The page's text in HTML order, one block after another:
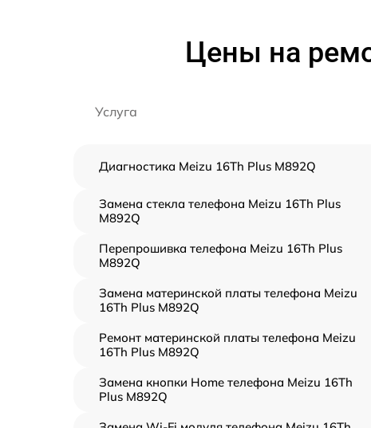
Цены на
Услуга
Диагностика Meizu 16Th Plus M892Q
Замена стекла телефона Meizu 16Th Plus
M892Q
Перепрошивка телефона Meizu 16Th Plus
M892Q
Замена материнской платы телефона Meizu
16Th Plus M892Q
Ремонт материнской платы телефона Meizu
16Th Plus M892Q
Замена кнопки Home телефона Meizu 16Th
Plus M892Q